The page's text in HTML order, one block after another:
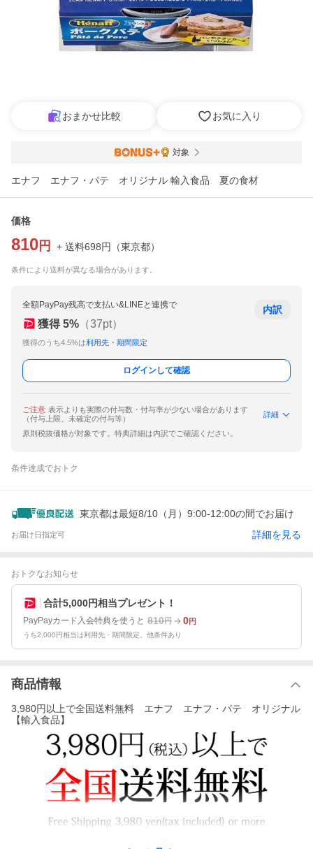
おまかせ比較 お気に入り
対象
エナフ エナフ・パテ オリジナル 輸入食品 夏の食材
価格
810 円 + 送料698円 （東京都）
条件により送料が異なる場合があります。
全額PayPay残高で支払い&LINEと連携で
獲得 5% （37pt）
獲得のうち4.5%は利用先・期間限定
内訳
ログインして確認
ご注意 表示よりも実際の付与数・付与率が少ない場合があります
（付与上限、未確定の付与等）
詳細
原則税抜価格が対象です。特典詳細は内訳でご確認ください。
条件達成でおトク
東京都は最短8/10（月）9:00-12:00の間でお届け
お届け日指定可 詳細を見る
おトクなお知らせ
合計5,000円相当プレゼント！
PayPayカード入会特典を使うと 810円 0円
うち2,000円相当は利用先・期間限定。他条件あり
商品情報
3,980円以上で全国送料無料 エナフ エナフ・パテ オリジナル
【輸入食品】